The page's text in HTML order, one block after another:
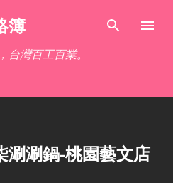
主要內容
簿
台灣百工百業。
涮涮鍋-桃園藝文店